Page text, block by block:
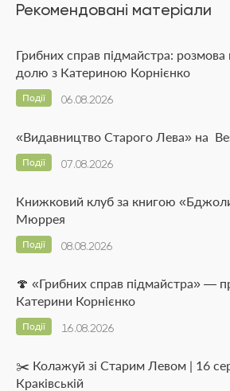
Рекомендовані матеріали
Грибних справ підмайстра: розмова
долю з Катериною Корнієнко
06.08.2026
Події
«Видавництво Старого Лева» на
07.08.2026
Події
Книжковий клуб за книгою
Мюррея
08.08.2026
Події
🍄 «Грибних справ підмайстра» —
Катерини Корнієнко
16.08.2026
Події
✂️ Колажуй зі Старим Левом | 16
Краківській